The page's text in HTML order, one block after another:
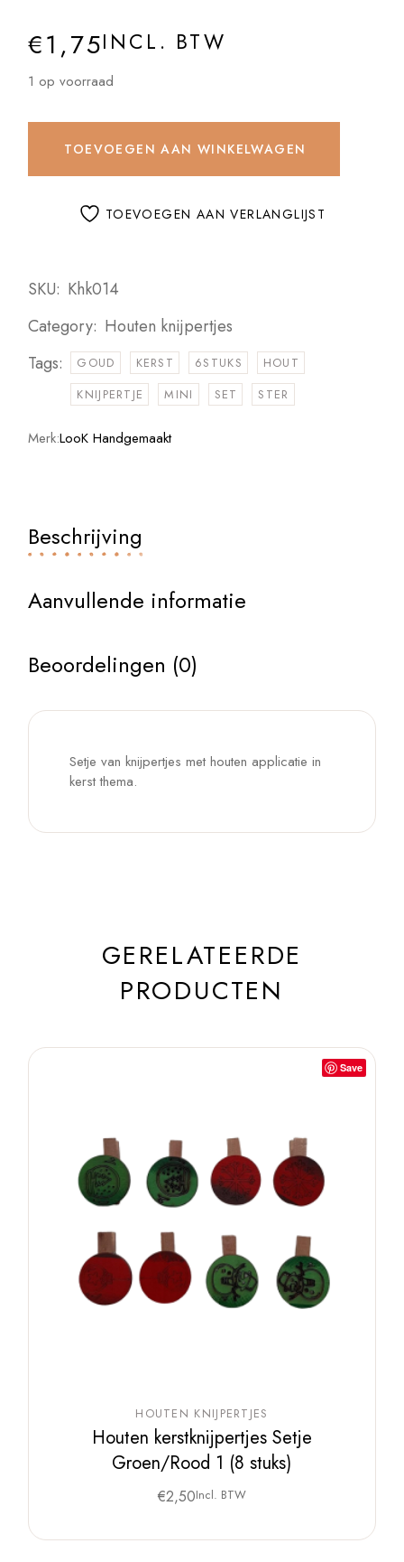
€1,75INCL. BTW
1 op voorraad
TOEVOEGEN AAN WINKELWAGEN
TOEVOEGEN AAN VERLANGLIJST
SKU: Khk014
Category: Houten knijpertjes
Tags:
GOUD KERST 6STUKS
HOUT
KNIJPERTJE
MINI SET STER
Merk:LooK Handgemaakt
Beschrijving
Aanvullende informatie
Beoordelingen (0)
Setje van knijpertjes met houten applicatie in
kerst thema.
GERELATEERDE
PRODUCTEN
Save
HOUTEN KNIJPERTJES
Houten kerstknijpertjes Setje
Groen/Rood 1 (8 stuks)
€2,50Incl. BTW